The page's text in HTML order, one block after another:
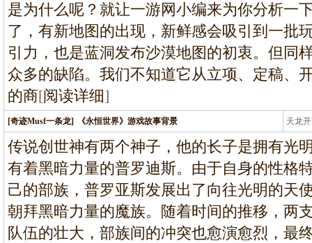
是为什么呢？就让一游网小编来为你分析一
了，有新地图的出现，新鲜感会吸引到一批
引力，也是蓝洞发布沙漠地图的初衷。但同
众多的缺陷。我们不知道它从立项、定稿、
的商[阅读详细]
[奇迹Musf一条龙] 《永恒世界》游戏故事背景 天龙
龙
传说创世神有两个神子，他的长子是拥有光
有着黑暗力量的普罗迪斯。由于自身的性格
己的部族，普罗亚斯发展出了向往光明的天
朝拜黑暗力量的魔族。随着时间的推移，两
队伍的壮大，部族间的冲突也愈演愈烈，最